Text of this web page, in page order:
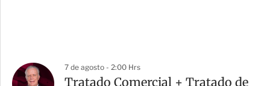
7 de agosto - 2:00 Hrs
Tratado Comercial + Tratado de